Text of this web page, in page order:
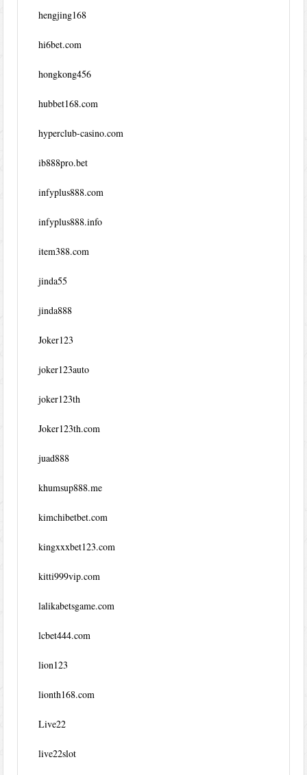
hengjing168
hi6bet.com
hongkong456
hubbet168.com
hyperclub-casino.com
ib888pro.bet
infyplus888.com
infyplus888.info
item388.com
jinda55
jinda888
Joker123
joker123auto
joker123th
Joker123th.com
juad888
khumsup888.me
kimchibetbet.com
kingxxxbet123.com
kitti999vip.com
lalikabetsgame.com
lcbet444.com
lion123
lionth168.com
Live22
live22slot